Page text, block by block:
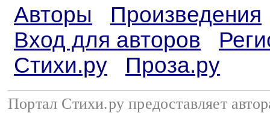
Авторы
Произведения
Вход для авторов
Стихи.ру
Проза.ру
Портал Стихи.ру предоставляет